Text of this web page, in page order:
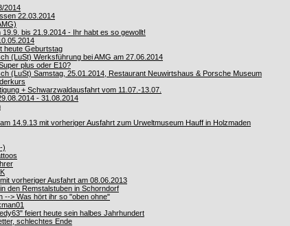
2014
22.03.2014
bis 21.9.2014 - Ihr habt es so gewollt!
heute Geburtstag
(LuSt) Werksführung bei AMG am 27.06.2014
plus oder E10?
(LuSt) Samstag, 25.01.2014, Restaurant Neuwirtshaus & Porsche Museum
+ Schwarzwaldausfahrt vom 11.07.-13.07.
- 31.08.2014
14.9.13 mit vorheriger Ausfahrt zum Urweltmuseum Hauff in Holzmaden
)
vorheriger Ausfahrt am 08.06.2013
den Remstalstuben in Schorndorf
--> Was hört ihr so "oben ohne"
feiert heute sein halbes Jahrhundert
schlechtes Ende